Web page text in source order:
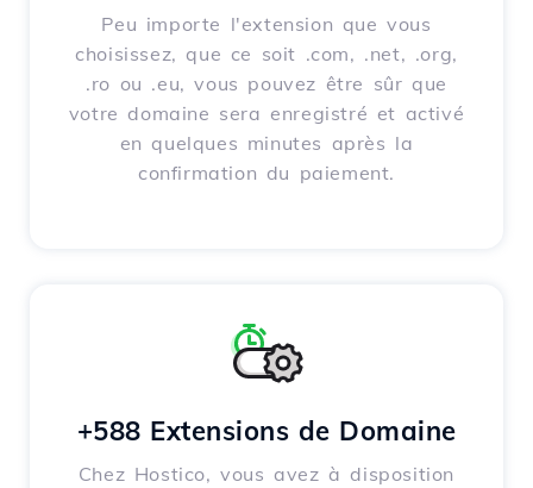
Peu importe l'extension que vous
choisissez, que ce soit .com, .net, .org,
.ro ou .eu, vous pouvez être sûr que
votre domaine sera enregistré et activé
en quelques minutes après la
confirmation du paiement.
+588 Extensions de Domaine
Chez Hostico, vous avez à disposition